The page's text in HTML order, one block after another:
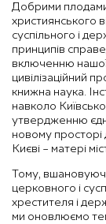
Добрими
християнського
суспільного і
принципів
включенню
цивілізаційний
книжна наука.
навколо
утвердженню
новому просторі
Києві – матері
Тому,
церковного і
хрестителя і
ми оновлюємо